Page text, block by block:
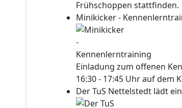
Frühschoppen stattfinden.
Minikicker -
Einladung zum offenen
16:30 - 17:45 Uhr auf dem
Der TuS Nettelstedt lädt